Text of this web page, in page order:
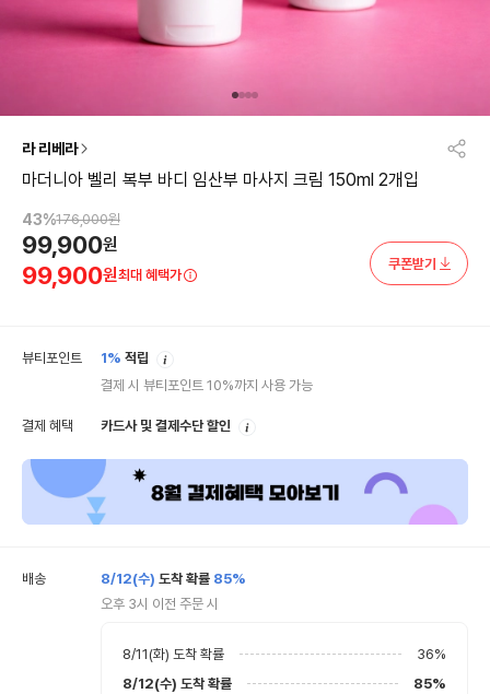
라 리베라
마더니아 벨리 복부 바디 임산부 마사지 크림 150ml 2개입
43%176,000원
99,900원
99,900원최대 혜택가
쿠폰받기
뷰티포인트 1% 적립
결제 시 뷰티포인트 10%까지 사용 가능
결제 혜택 카드사 및 결제수단 할인
배송 8/12(수) 도착 확률 85%
오후 3시 이전 주문 시
8/11(화) 도착 확률 36%
8/12(수) 도착 확률 85%